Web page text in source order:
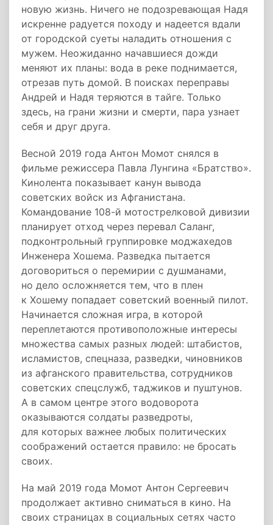
новую жизнь. Ничего не подозревающая Надя
искренне радуется походу и надеется вдали
от городской суеты наладить отношения с
мужем. Неожиданно начавшиеся дожди
меняют их планы: вода в реке поднимается,
отрезав путь домой. В поисках переправы
Андрей и Надя теряются в тайге. Только
здесь, на грани жизни и смерти, пара узнает
себя и друг друга.
Весной 2019 года Антон Момот снялся в
фильме режиссера Павла Лунгина «Братство».
Кинолента показывает канун вывода
советских войск из Афганистана.
Командование 108-й мотострелковой дивизии
планирует отход через перевал Саланг,
подконтрольный группировке моджахедов
Инженера Хошема. Разведка пытается
договориться о перемирии с душманами,
но дело осложняется тем, что в плен
к Хошему попадает советский военный пилот.
Начинается сложная игра, в которой
переплетаются противоположные интересы
множества самых разных людей: штабистов,
исламистов, спецназа, разведки, чиновников
из афганского правительства, сотрудников
советских спецслужб, таджиков и пуштунов.
А в самом центре этого водоворота
оказываются солдаты разведроты,
для которых важнее любых политических
соображений остается правило: не бросать
своих.
На май 2019 года Момот Антон Сергеевич
продолжает активно сниматься в кино. На
своих страницах в социальных сетях часто